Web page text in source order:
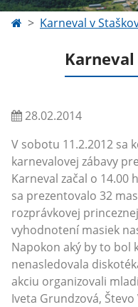
Karneval v
28.02.2014
V sobotu 11.2.2012 sa
karnevalovej zábavy
Karneval začal o 14.00
sa prezentovalo 32
rozprávkovej
vyhodnotení masiek
Napokon aký by to bol
nenasledovala
akciu organizovali
Iveta Grundzová,